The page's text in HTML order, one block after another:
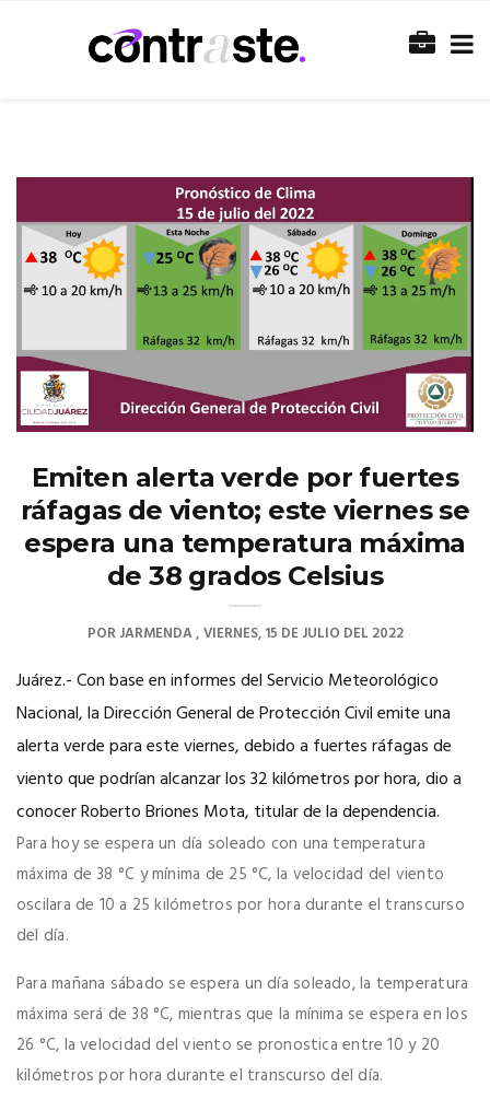
Emiten alerta verde por fuertes
ráfagas de viento; este viernes se
espera una temperatura máxima
de 38 grados Celsius
PORJARMENDA VIERNES, 15 DE JULIO DEL 2022
Juárez.- Con base en informes del Servicio Meteorológico
Nacional, la Dirección General de Protección Civil emite una
alerta verde para este viernes, debido a fuertes ráfagas de
viento que podrían alcanzar los 32 kilómetros por hora, dio a
conocer Roberto Briones Mota, titular de la dependencia.
Para hoy se espera un día soleado con una temperatura
máxima de 38 °C y mínima de 25 °C, la velocidad del viento
oscilara de 10 a 25 kilómetros por hora durante el transcurso
del día.
Para mañana sábado se espera un día soleado, la temperatura
máxima será de 38 °C, mientras que la mínima se espera en los
26 °C, la velocidad del viento se pronostica entre 10 y 20
kilómetros por hora durante el transcurso del día.